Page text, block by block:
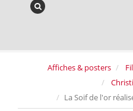
Affiches & posters
La Soif de l'or